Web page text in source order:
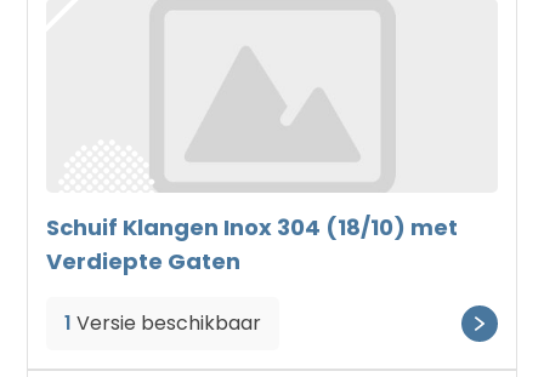
Schuif Klangen Inox 304 (18/10) met
Verdiepte Gaten
1 Versie beschikbaar